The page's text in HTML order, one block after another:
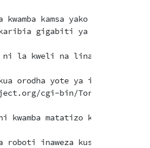
kwamba kamsa yako ya
gigabiti ya trafiki kwa
la kweli na linaendelea ,
orodha yote ya itifaki ya
cgi-bin/
kwamba matatizo kama haya
roboti inaweza kushushwa/